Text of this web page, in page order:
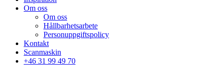
Om oss
Om oss
Hållbarhetsarbete
Personuppgiftspolicy
Kontakt
Scanmaskin
+46 31 99 49 70